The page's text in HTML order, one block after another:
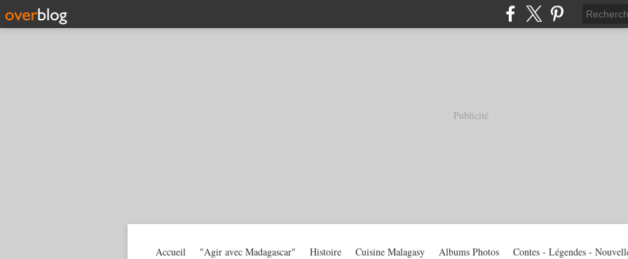
Publicité
Accueil "Agir avec Madagascar" Histoire Cuisine Malagasy Albums Photos Contes - Légendes -